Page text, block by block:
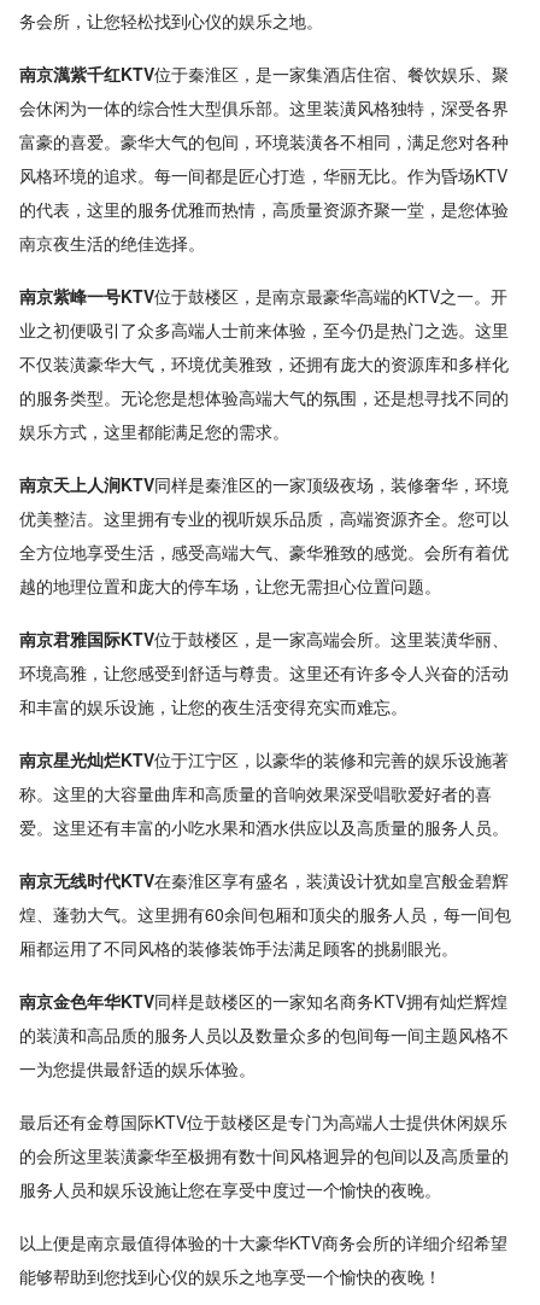
务会所，让您轻松找到心仪的娱乐之地。
南京澫紫千红KTV位于秦淮区，是一家集酒店住宿、餐饮娱乐、聚
会休闲为一体的综合性大型俱乐部。这里装潢风格独特，深受各界
富豪的喜爱。豪华大气的包间，环境装潢各不相同，满足您对各种
风格环境的追求。每一间都是匠心打造，华丽无比。作为昏场KTV
的代表，这里的服务优雅而热情，高质量资源齐聚一堂，是您体验
南京夜生活的绝佳选择。
南京紫峰一号KTV位于鼓楼区，是南京最豪华高端的KTV之一。开
业之初便吸引了众多高端人士前来体验，至今仍是热门之选。这里
不仅装潢豪华大气，环境优美雅致，还拥有庞大的资源库和多样化
的服务类型。无论您是想体验高端大气的氛围，还是想寻找不同的
娱乐方式，这里都能满足您的需求。
南京天上人涧KTV同样是秦淮区的一家顶级夜场，装修奢华，环境
优美整洁。这里拥有专业的视听娱乐品质，高端资源齐全。您可以
全方位地享受生活，感受高端大气、豪华雅致的感觉。会所有着优
越的地理位置和庞大的停车场，让您无需担心位置问题。
南京君雅国际KTV位于鼓楼区，是一家高端会所。这里装潢华丽、
环境高雅，让您感受到舒适与尊贵。这里还有许多令人兴奋的活动
和丰富的娱乐设施，让您的夜生活变得充实而难忘。
南京星光灿烂KTV位于江宁区，以豪华的装修和完善的娱乐设施著
称。这里的大容量曲库和高质量的音响效果深受唱歌爱好者的喜
爱。这里还有丰富的小吃水果和酒水供应以及高质量的服务人员。
南京无线时代KTV在秦淮区享有盛名，装潢设计犹如皇宫般金碧辉
煌、蓬勃大气。这里拥有60余间包厢和顶尖的服务人员，每一间包
厢都运用了不同风格的装修装饰手法满足顾客的挑剔眼光。
南京金色年华KTV同样是鼓楼区的一家知名商务KTV拥有灿烂辉煌
的装潢和高品质的服务人员以及数量众多的包间每一间主题风格不
一为您提供最舒适的娱乐体验。
最后还有金尊国际KTV位于鼓楼区是专门为高端人士提供休闲娱乐
的会所这里装潢豪华至极拥有数十间风格迥异的包间以及高质量的
服务人员和娱乐设施让您在享受中度过一个愉快的夜晚。
以上便是南京最值得体验的十大豪华KTV商务会所的详细介绍希望
能够帮助到您找到心仪的娱乐之地享受一个愉快的夜晚！